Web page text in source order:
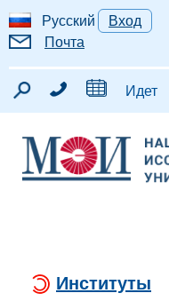
Русский
Вход
Почта
Идет
Институты